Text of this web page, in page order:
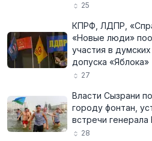
25
КПРФ, ЛДПР,
«Новые люди»
участия в
допуска «Яблока»
27
Власти Сызрани
городу фонтан,
встречи
28